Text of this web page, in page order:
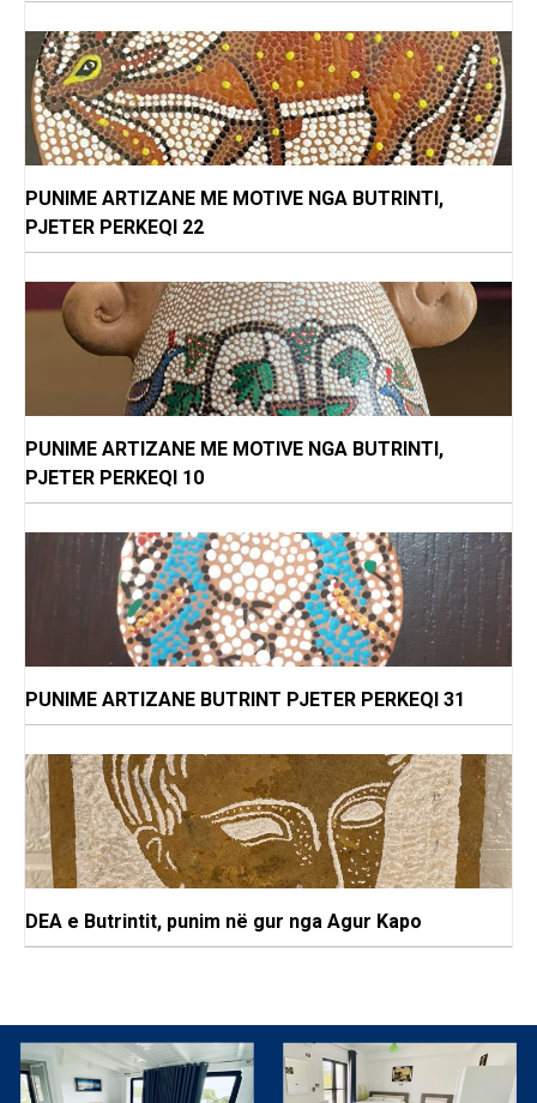
PUNIME ARTIZANE ME MOTIVE NGA BUTRINTI,
PJETER PERKEQI 22
PUNIME ARTIZANE ME MOTIVE NGA BUTRINTI,
PJETER PERKEQI 10
PUNIME ARTIZANE BUTRINT PJETER PERKEQI 31
DEA e Butrintit, punim në gur nga Agur Kapo